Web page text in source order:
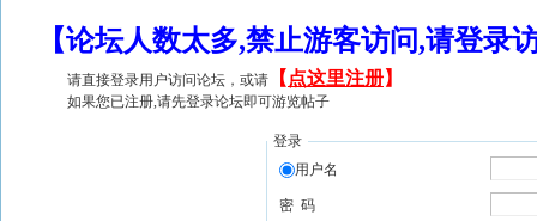
【论坛人数太多,禁止游客访问,请登
请直接登录用户访问论坛，或请 【 点这里注册】
如果您已注册,请先登录论坛即可游览帖子
登录
用户名
密 码